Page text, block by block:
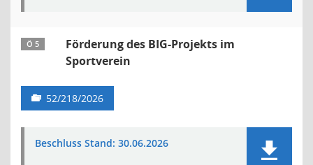
Ö 5
Förderung des BIG-Projekts im
Sportverein
52/218/2026
Beschluss Stand: 30.06.2026